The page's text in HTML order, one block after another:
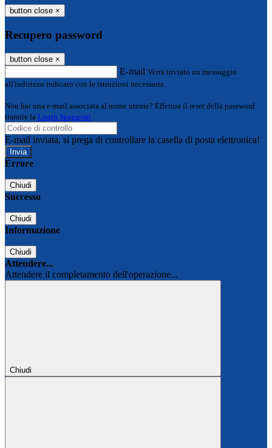
button close ×
Recupero password
button close ×
E-mail Verrà inviato un messaggio
all'indirizzo indicato con le istruzioni necessarie.
Non hai una e-mail associata al nome utente? Effettua il reset della password
tramite la Login Spaggiari
E-mail inviata, si prega di controllare la casella di posta elettronica!
Errore
Chiudi
Successo
Chiudi
Informazione
Chiudi
Attendere...
Attendere il completamento dell'operazione...
Chiudi